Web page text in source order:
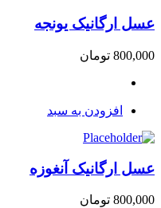
عسل ارگانیک یونجه
800,000 تومان
افزودن به سبد
عسل ارگانیک آنغوزه
800,000 تومان